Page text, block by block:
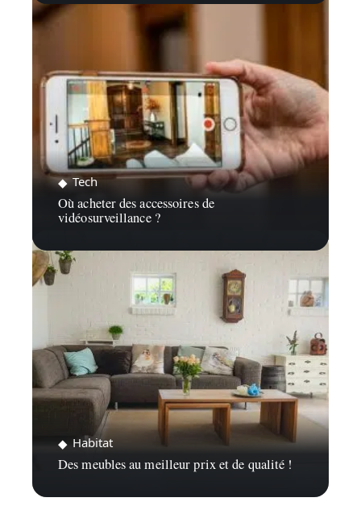
Tech
Où acheter des accessoires de
vidéosurveillance ?
Habitat
Des meubles au meilleur prix et de qualité !